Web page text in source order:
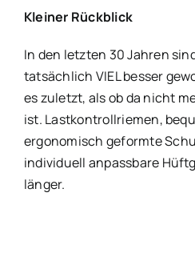
Kleiner Rückblick
In den letzten 30 Jahren
tatsächlich VIEL besser
es zuletzt, als ob da nicht
ist. Lastkontrollriemen,
ergonomisch geformte
individuell anpassbare
länger.